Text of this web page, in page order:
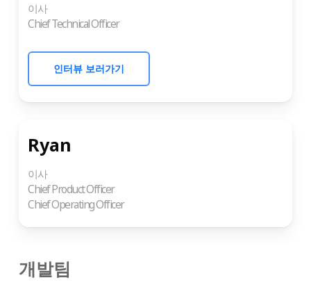
이사
Chief Technical Officer
인터뷰 보러가기
Ryan
이사
Chief Product Officer
Chief Operating Officer
개발팀